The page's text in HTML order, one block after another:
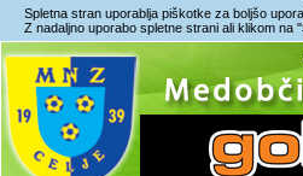
Spletna stran uporablja piškotke za boljšo
Z nadaljno uporabo spletne strani ali klikom na "